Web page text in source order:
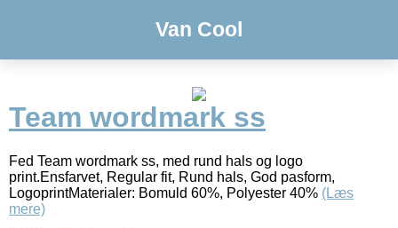
Van Cool
Team wordmark ss
Fed Team wordmark ss, med rund hals og logo
print.Ensfarvet, Regular fit, Rund hals, God pasform,
LogoprintMaterialer: Bomuld 60%, Polyester 40% (Læs
mere)